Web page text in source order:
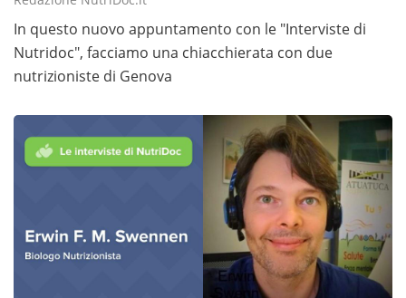
In questo nuovo appuntamento con le "Interviste di
Nutridoc", facciamo una chiacchierata con due
nutrizioniste di Genova